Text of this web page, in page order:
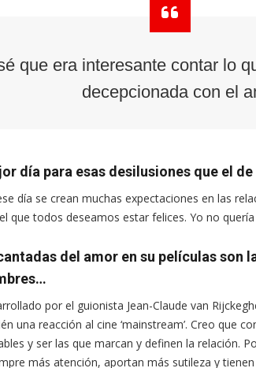
que era interesante contar lo
decepcionada con el
día para esas desilusiones que el
día se crean muchas expectaciones en las
que todos deseamos estar felices. Yo no
del amor en su películas son
por el guionista Jean-Claude van
una reacción al cine ‘mainstream’. Creo que
y ser las que marcan y definen la relación.
más atención, aportan más sutileza y